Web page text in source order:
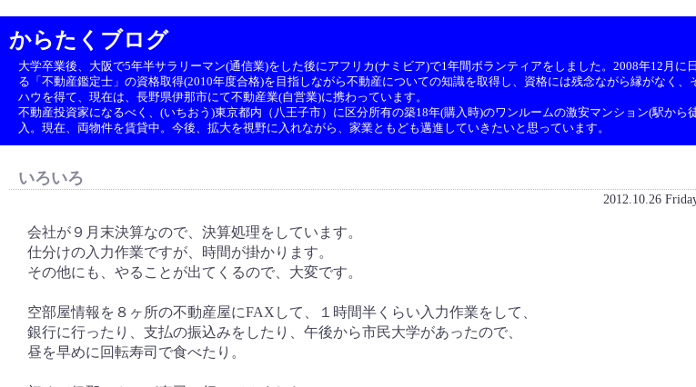
からたくブログ
大学卒業後、大阪で5年半サラリーマン(通信業)をした後にアフリカ(ナミビア)で1年間ボランティアをしました。2008年12月
る「不動産鑑定士」の資格取得(2010年度合格)を目指しながら不動産についての知識を取得し、資格には残念ながら縁がなく
ハウを得て、現在は、長野県伊那市にて不動産業(自営業)に携わっています。
不動産投資家になるべく、(いちおう)東京都内（八王子市）に区分所有の築18年(購入時)のワンルームの激安マンション(駅か
入。現在、両物件を賃貸中。今後、拡大を視野に入れながら、家業ともども邁進していきたいと思っています。
いろいろ
2012.10.26
会社が９月末決算なので、決算処理をしています。
仕分けの入力作業ですが、時間が掛かります。
その他にも、やることが出てくるので、大変です。
空部屋情報を８ヶ所の不動産屋にFAXして、１時間半くらい入力作業をして、
銀行に行ったり、支払の振込みをしたり、午後から市民大学があったので、
昼を早めに回転寿司で食べたり。